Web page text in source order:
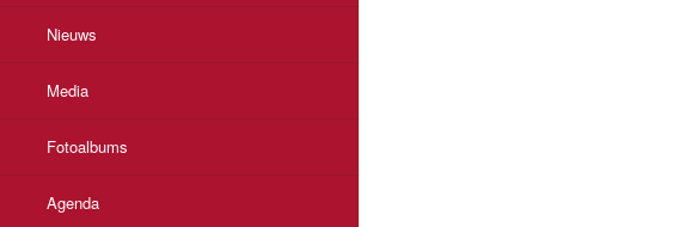
Nieuws
Media
Fotoalbums
Agenda